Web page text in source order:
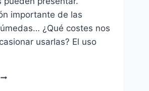
importante de las
¿Qué costes nos
usarlas? El uso
TOALLITAS